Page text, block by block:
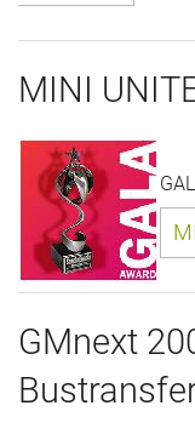
Images : ep
Peter's "on-the-road"
Sprüche
Ganz speziell
Impressum
MINI
GMnext